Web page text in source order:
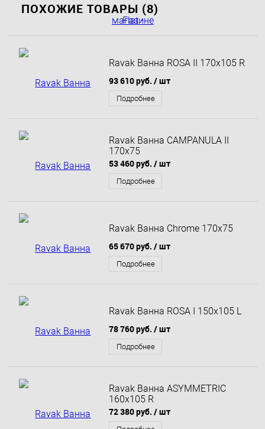
ПОХОЖИЕ ТОВАРЫ (8)
Ravak Ванна ROSA II 170x105 R
93 610 руб. / шт
Подробнее
Ravak Ванна CAMPANULA II
170x75
53 460 руб. / шт
Подробнее
Ravak Ванна Chrome 170x75
65 670 руб. / шт
Подробнее
Ravak Ванна ROSA I 150x105 L
78 760 руб. / шт
Подробнее
Ravak Ванна ASYMMETRIC
160x105 R
72 380 руб. / шт